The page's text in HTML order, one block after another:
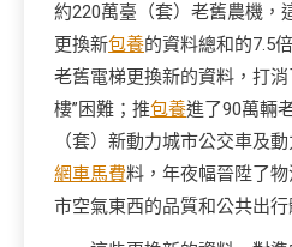
約220萬臺（套）老舊農機，
更換新包養的資料總和的7.5
老舊電梯更換新的資料，打
樓”困難；推包養進了90萬輛
（套）新動力城市公交車及
網車馬費料，年夜幅晉陞了
市空氣東西的品質和公共出行